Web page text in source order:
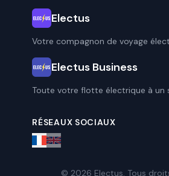
Electus
Votre compagnon de voyage
Electus Business
Toute votre flotte électrique à un
RÉSEAUX SOCIAUX
© 2026 Electus. Tous